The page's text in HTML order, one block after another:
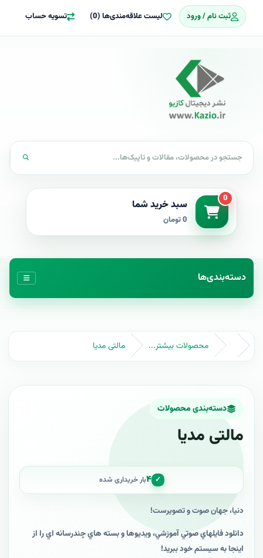
ثبت نام / ورود لیست علاقه‌مندی‌ها (0) تسویه حساب
0 سبد خرید شما
0 تومان
دسته‌بندی‌ها
محصولات بیشتر... مالتی مدیا
دسته‌بندی محصولات
مالتی مدیا
✓ ۴بار خریداری شده
دنيا، جهان صوت و تصويرست!
دانلود فايلهاي صوتي آموزشي، ويديوها و بسته هاي چندرسانه اي را از
اينجا به سيستم خود ببريد!